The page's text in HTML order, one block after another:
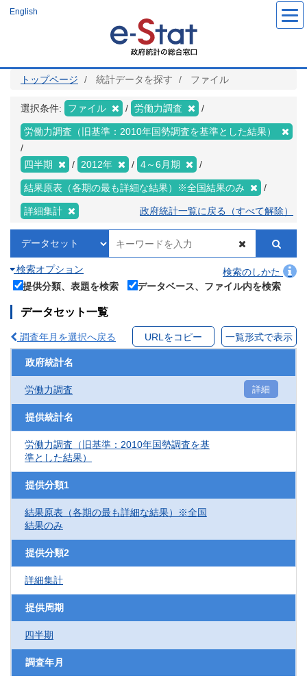
ツ
English
トップページ 統計データを探す ファイル
選択条件: ファイル 労働力調査
労働力調査（旧基準：2010年国勢調査を基準とした結果）
四半期 2012年 4～6月期
結果原表（各期の最も詳細な結果）※全国結果のみ
詳細集計 政府統計一覧に戻る（すべて解除）
検索オプション
検索のしかた
提供分類、表題を検索
データベース、ファイル内を検索
データセット一覧
調査年月を選択へ戻る URLをコピー 一覧形式で表示
政府統計名
労働力調査 詳細
提供統計名
労働力調査（旧基準：2010年国勢調査を基
準とした結果）
提供分類1
結果原表（各期の最も詳細な結果）※全国
結果のみ
提供分類2
詳細集計
提供周期
四半期
調査年月